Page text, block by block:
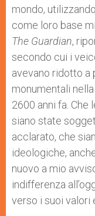
mondo,
come loro base
The Guardian,
secondo cui i
avevano ridotto a
monumentali
2600 anni fa. Che
siano state
acclarato, che
ideologiche,
nuovo a mio
indifferenza
verso i suoi valori